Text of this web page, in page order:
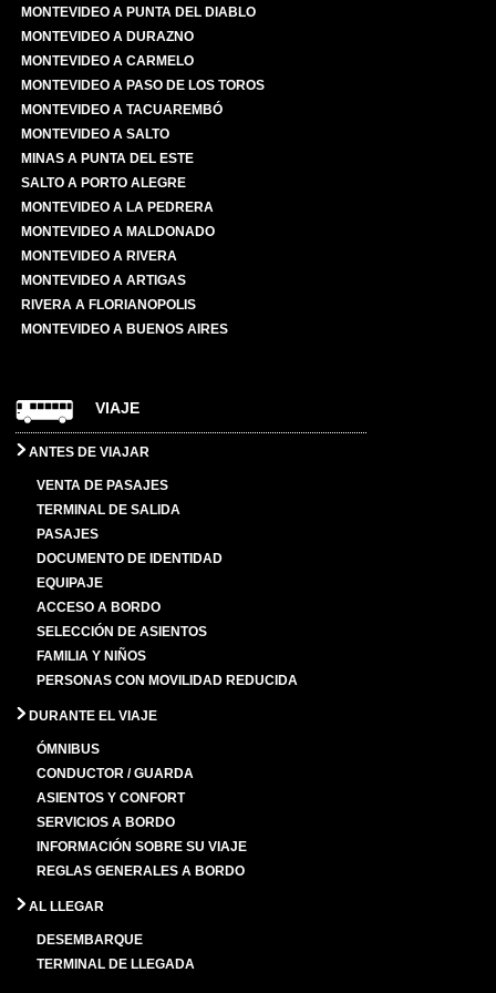
MONTEVIDEO A PUNTA DEL DIABLO
MONTEVIDEO A DURAZNO
MONTEVIDEO A CARMELO
MONTEVIDEO A PASO DE LOS TOROS
MONTEVIDEO A TACUAREMBÓ
MONTEVIDEO A SALTO
MINAS A PUNTA DEL ESTE
SALTO A PORTO ALEGRE
MONTEVIDEO A LA PEDRERA
MONTEVIDEO A MALDONADO
MONTEVIDEO A RIVERA
MONTEVIDEO A ARTIGAS
RIVERA A FLORIANOPOLIS
MONTEVIDEO A BUENOS AIRES
VIAJE
ANTES DE VIAJAR
VENTA DE PASAJES
TERMINAL DE SALIDA
PASAJES
DOCUMENTO DE IDENTIDAD
EQUIPAJE
ACCESO A BORDO
SELECCIÓN DE ASIENTOS
FAMILIA Y NIÑOS
PERSONAS CON MOVILIDAD REDUCIDA
DURANTE EL VIAJE
ÓMNIBUS
CONDUCTOR / GUARDA
ASIENTOS Y CONFORT
SERVICIOS A BORDO
INFORMACIÓN SOBRE SU VIAJE
REGLAS GENERALES A BORDO
AL LLEGAR
DESEMBARQUE
TERMINAL DE LLEGADA